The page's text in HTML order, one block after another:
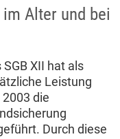
Alter und bei
SGB XII hat als
Leistung
2003 die
Durch diese